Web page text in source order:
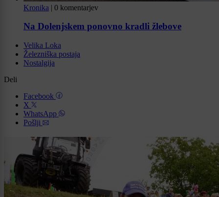
Kronika | 0 komentarjev
Na Dolenjskem ponovno kradli žlebove
Velika Loka
Železniška postaja
Nostalgija
Deli
Facebook
X
WhatsApp
Pošlji